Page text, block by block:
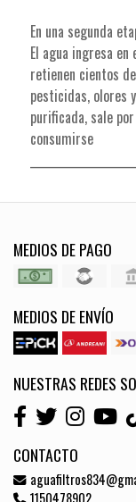
En una segunda
El agua ingresa
retienen cientos
pesticidas, olores
purificada, sale
consumirse
MEDIOS DE PAGO
MEDIOS DE ENVÍO
NUESTRAS REDES
CONTACTO
1150478902